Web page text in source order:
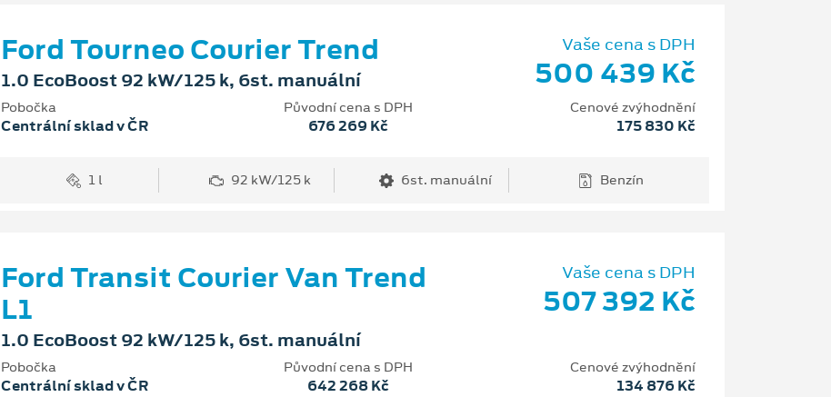
Ford Tourneo Courier Trend
1.0 EcoBoost 92 kW/125 k, 6st. manuální
Vaše cena s DPH
500 439 Kč
Pobočka
Centrální sklad v ČR
Původní cena s DPH
676 269 Kč
Cenové zvýhodnění
175 830 Kč
1 l 92 kW/125 k 6st. manuální Benzín
Ford Transit Courier Van Trend
L1
1.0 EcoBoost 92 kW/125 k, 6st. manuální
Vaše cena s DPH
507 392 Kč
Pobočka
Centrální sklad v ČR
Původní cena s DPH
642 268 Kč
Cenové zvýhodnění
134 876 Kč